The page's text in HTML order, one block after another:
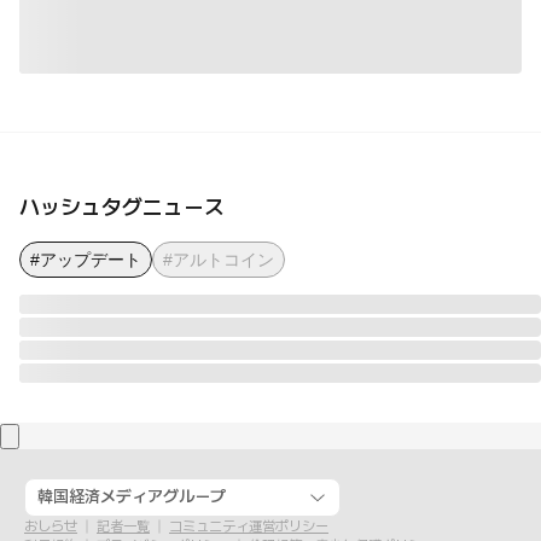
ハッシュタグニュース
#アップデート #アルトコイン
韓国経済メディアグループ
おしらせ 記者一覧
コミュニティ運営ポリシー